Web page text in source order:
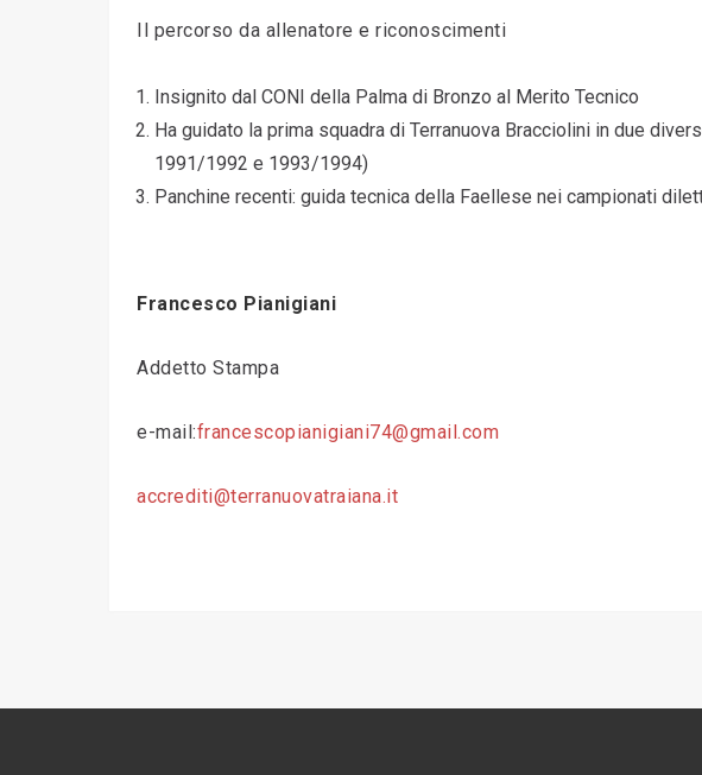
Il percorso da allenatore e riconoscimenti
Insignito dal CONI della Palma di Bronzo al Merito Tecnico
Ha guidato la prima squadra di Terranuova Bracciolini in due
1991/1992 e 1993/1994)
Panchine recenti: guida tecnica della Faellese nei campionati
Francesco Pianigiani
Addetto Stampa
e-mail:francescopianigiani74@gmail.com
accrediti@terranuovatraiana.it